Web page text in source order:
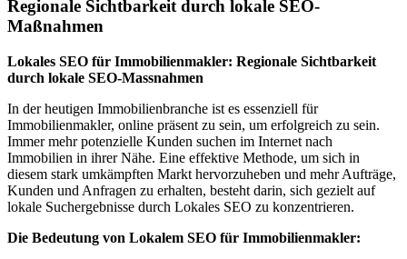
Regionale Sichtbarkeit durch lokale SEO-
Maßnahmen
Lokales SEO für Immobilienmakler: Regionale Sichtbarkeit
durch lokale SEO-Massnahmen
In der heutigen Immobilienbranche ist es essenziell für
Immobilienmakler, online präsent zu sein, um erfolgreich zu sein.
Immer mehr potenzielle Kunden suchen im Internet nach
Immobilien in ihrer Nähe. Eine effektive Methode, um sich in
diesem stark umkämpften Markt hervorzuheben und mehr Aufträge,
Kunden und Anfragen zu erhalten, besteht darin, sich gezielt auf
lokale Suchergebnisse durch Lokales SEO zu konzentrieren.
Die Bedeutung von Lokalem SEO für Immobilienmakler: